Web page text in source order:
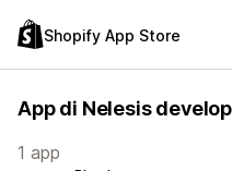
Shopify App Store
App di Nelesis
1 app